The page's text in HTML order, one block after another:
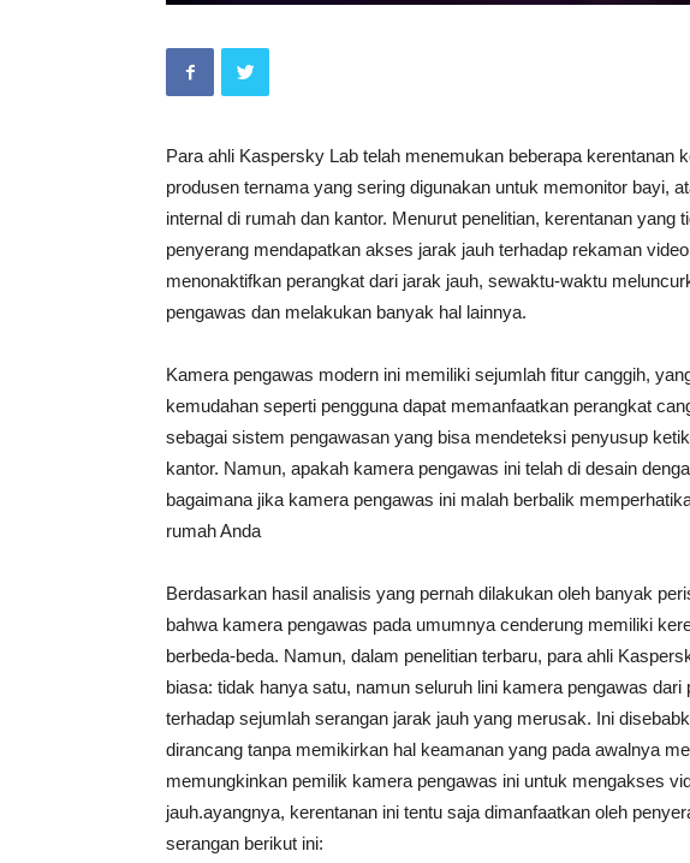
Para ahli Kaspersky Lab telah menemukan beberapa kerentanan
produsen ternama yang sering digunakan untuk memonitor bayi,
internal di rumah dan kantor. Menurut penelitian, kerentanan yang
penyerang mendapatkan akses jarak jauh terhadap rekaman
menonaktifkan perangkat dari jarak jauh, sewaktu-waktu
pengawas dan melakukan banyak hal lainnya.
Kamera pengawas modern ini memiliki sejumlah fitur canggih,
kemudahan seperti pengguna dapat memanfaatkan perangkat
sebagai sistem pengawasan yang bisa mendeteksi penyusup
kantor. Namun, apakah kamera pengawas ini telah di desain
bagaimana jika kamera pengawas ini malah berbalik
rumah Anda
Berdasarkan hasil analisis yang pernah dilakukan oleh banyak
bahwa kamera pengawas pada umumnya cenderung memiliki
berbeda-beda. Namun, dalam penelitian terbaru, para ahli
biasa: tidak hanya satu, namun seluruh lini kamera pengawas
terhadap sejumlah serangan jarak jauh yang merusak. Ini
dirancang tanpa memikirkan hal keamanan yang pada awalnya
memungkinkan pemilik kamera pengawas ini untuk mengakses
jauh.ayangnya, kerentanan ini tentu saja dimanfaatkan oleh
serangan berikut ini: